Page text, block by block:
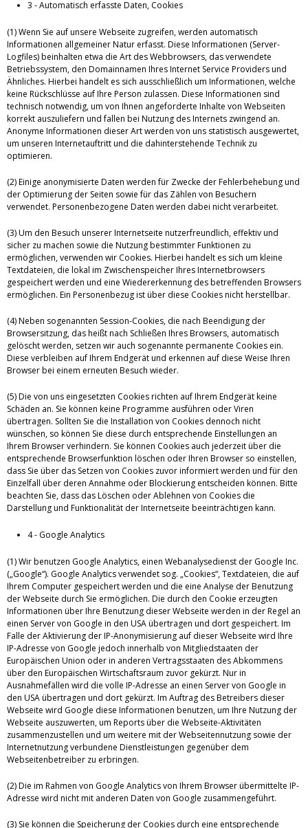
3 - Automatisch erfasste Daten, Cookies
(1) Wenn Sie auf unsere Webseite zugreifen, werden automatisch
Informationen allgemeiner Natur erfasst. Diese Informationen (Server-
Logfiles) beinhalten etwa die Art des Webbrowsers, das verwendete
Betriebssystem, den Domainnamen Ihres Internet Service Providers und
Ähnliches. Hierbei handelt es sich ausschließlich um Informationen, welche
keine Rückschlüsse auf Ihre Person zulassen. Diese Informationen sind
technisch notwendig, um von Ihnen angeforderte Inhalte von Webseiten
korrekt auszuliefern und fallen bei Nutzung des Internets zwingend an.
Anonyme Informationen dieser Art werden von uns statistisch ausgewertet,
um unseren Internetauftritt und die dahinterstehende Technik zu
optimieren.
(2) Einige anonymisierte Daten werden für Zwecke der Fehlerbehebung und
der Optimierung der Seiten sowie für das Zählen von Besuchern
verwendet. Personenbezogene Daten werden dabei nicht verarbeitet.
(3) Um den Besuch unserer Internetseite nutzerfreundlich, effektiv und
sicher zu machen sowie die Nutzung bestimmter Funktionen zu
ermöglichen, verwenden wir Cookies. Hierbei handelt es sich um kleine
Textdateien, die lokal im Zwischenspeicher Ihres Internetbrowsers
gespeichert werden und eine Wiedererkennung des betreffenden Browsers
ermöglichen. Ein Personenbezug ist über diese Cookies nicht herstellbar.
(4) Neben sogenannten Session-Cookies, die nach Beendigung der
Browsersitzung, das heißt nach Schließen Ihres Browsers, automatisch
gelöscht werden, setzen wir auch sogenannte permanente Cookies ein.
Diese verbleiben auf Ihrem Endgerät und erkennen auf diese Weise Ihren
Browser bei einem erneuten Besuch wieder.
(5) Die von uns eingesetzten Cookies richten auf Ihrem Endgerät keine
Schäden an. Sie können keine Programme ausführen oder Viren
übertragen. Sollten Sie die Installation von Cookies dennoch nicht
wünschen, so können Sie diese durch entsprechende Einstellungen an
Ihrem Browser verhindern. Sie können Cookies auch jederzeit über die
entsprechende Browserfunktion löschen oder Ihren Browser so einstellen,
dass Sie über das Setzen von Cookies zuvor informiert werden und für den
Einzelfall über deren Annahme oder Blockierung entscheiden können. Bitte
beachten Sie, dass das Löschen oder Ablehnen von Cookies die
Darstellung und Funktionalität der Internetseite beeinträchtigen kann.
4 - Google Analytics
(1) Wir benutzen Google Analytics, einen Webanalysedienst der Google Inc.
(„Google“). Google Analytics verwendet sog. „Cookies“, Textdateien, die auf
Ihrem Computer gespeichert werden und die eine Analyse der Benutzung
der Webseite durch Sie ermöglichen. Die durch den Cookie erzeugten
Informationen über Ihre Benutzung dieser Webseite werden in der Regel an
einen Server von Google in den USA übertragen und dort gespeichert. Im
Falle der Aktivierung der IP-Anonymisierung auf dieser Webseite wird Ihre
IP-Adresse von Google jedoch innerhalb von Mitgliedstaaten der
Europäischen Union oder in anderen Vertragsstaaten des Abkommens
über den Europäischen Wirtschaftsraum zuvor gekürzt. Nur in
Ausnahmefällen wird die volle IP-Adresse an einen Server von Google in
den USA übertragen und dort gekürzt. Im Auftrag des Betreibers dieser
Webseite wird Google diese Informationen benutzen, um Ihre Nutzung der
Webseite auszuwerten, um Reports über die Webseite-Aktivitäten
zusammenzustellen und um weitere mit der Webseitennutzung sowie der
Internetnutzung verbundene Dienstleistungen gegenüber dem
Webseitenbetreiber zu erbringen.
(2) Die im Rahmen von Google Analytics von Ihrem Browser übermittelte IP-
Adresse wird nicht mit anderen Daten von Google zusammengeführt.
(3) Sie können die Speicherung der Cookies durch eine entsprechende